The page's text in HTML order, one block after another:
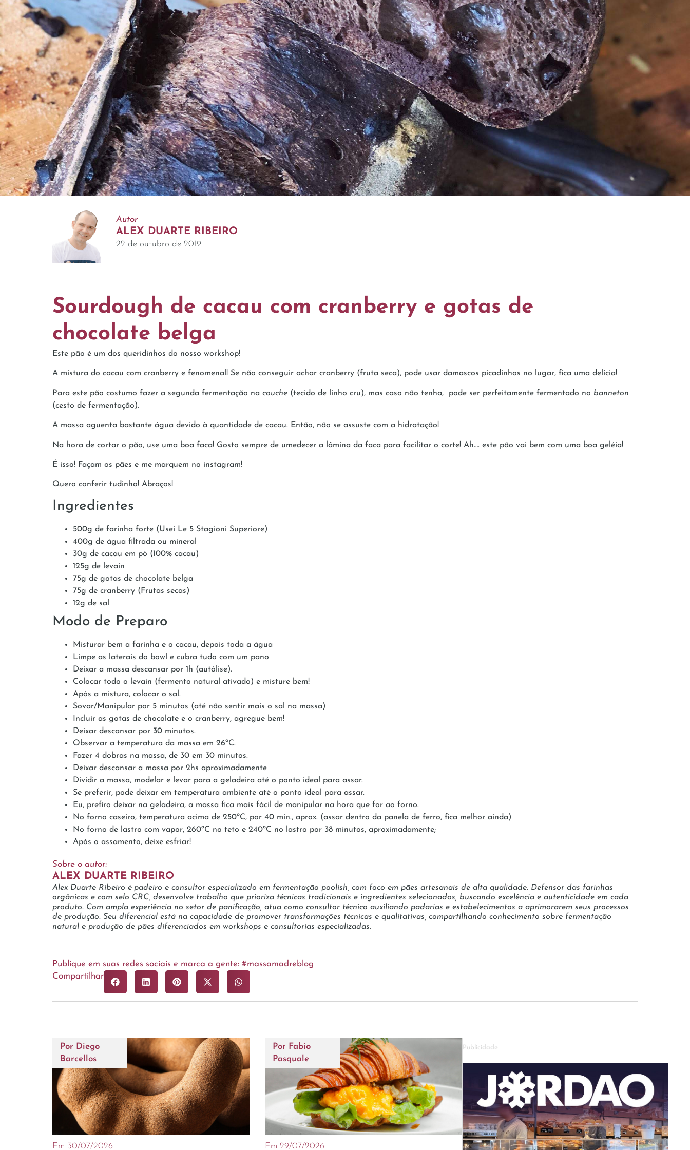
Autor
ALEX DUARTE RIBEIRO
22 de outubro de 2019
Sourdough de cacau com cranberry e gotas de
chocolate belga
Este pão é um dos queridinhos do nosso workshop!
A mistura do cacau com cranberry e fenomenal! Se não conseguir achar cranberry (fruta seca), pode usar damascos picadinhos no lugar, fica uma delícia!
Para este pão costumo fazer a segunda fermentação na couche (tecido de linho cru), mas caso não tenha, pode ser perfeitamente fermentado no banneton
(cesto de fermentação).
A massa aguenta bastante água devido à quantidade de cacau. Então, não se assuste com a hidratação!
Na hora de cortar o pão, use uma boa faca! Gosto sempre de umedecer a lâmina da faca para facilitar o corte! Ah…. este pão vai bem com uma boa geléia!
É isso! Façam os pães e me marquem no instagram!
Quero conferir tudinho! Abraços!
Ingredientes
500g de farinha forte (Usei Le 5 Stagioni Superiore)
400g de água filtrada ou mineral
30g de cacau em pó (100% cacau)
125g de levain
75g de gotas de chocolate belga
75g de cranberry (Frutas secas)
12g de sal
Modo de Preparo
Misturar bem a farinha e o cacau, depois toda a água
Limpe as laterais do bowl e cubra tudo com um pano
Deixar a massa descansar por 1h (autólise).
Colocar todo o levain (fermento natural ativado) e misture bem!
Após a mistura, colocar o sal.
Sovar/Manipular por 5 minutos (até não sentir mais o sal na massa)
Incluir as gotas de chocolate e o cranberry, agregue bem!
Deixar descansar por 30 minutos.
Observar a temperatura da massa em 26ºC.
Fazer 4 dobras na massa, de 30 em 30 minutos.
Deixar descansar a massa por 2hs aproximadamente
Dividir a massa, modelar e levar para a geladeira até o ponto ideal para assar.
Se preferir, pode deixar em temperatura ambiente até o ponto ideal para assar.
Eu, prefiro deixar na geladeira, a massa fica mais fácil de manipular na hora que for ao forno.
No forno caseiro, temperatura acima de 250ºC, por 40 min., aprox. (assar dentro da panela de ferro, fica melhor ainda)
No forno de lastro com vapor, 260ºC no teto e 240ºC no lastro por 38 minutos, aproximadamente;
Após o assamento, deixe esfriar!
Sobre o autor:
ALEX DUARTE RIBEIRO
Alex Duarte Ribeiro é padeiro e consultor especializado em fermentação poolish, com foco em pães artesanais de alta qualidade. Defensor das farinhas
orgânicas e com selo CRC, desenvolve trabalho que prioriza técnicas tradicionais e ingredientes selecionados, buscando excelência e autenticidade em cada
produto. Com ampla experiência no setor de panificação, atua como consultor técnico auxiliando padarias e estabelecimentos a aprimorarem seus processos
de produção. Seu diferencial está na capacidade de promover transformações técnicas e qualitativas, compartilhando conhecimento sobre fermentação
natural e produção de pães diferenciados em workshops e consultorias especializadas.
Publique em suas redes sociais e marca a gente: #massamadreblog
Compartilhar
Por Diego
Barcellos
Em 30/07/2026
Por Fabio
Pasquale
Em 29/07/2026
Publicidade